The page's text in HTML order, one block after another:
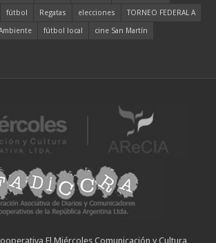
fútbol Regatas elecciones
TORNEO FEDERAL A
fútbol local cine San Martín
El Miércoles Comunicación y Cultura